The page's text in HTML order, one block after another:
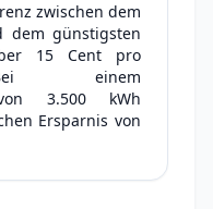
zwischen dem
dem günstigsten
15 Cent pro
Bei einem
von 3.500 kWh
Ersparnis von